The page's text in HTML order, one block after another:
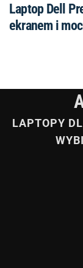
Laptop Dell
ekranem i
LAPTOPY